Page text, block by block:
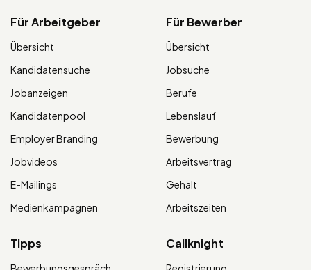
Für Arbeitgeber
Übersicht
Kandidatensuche
Jobanzeigen
Kandidatenpool
Employer Branding
Jobvideos
E-Mailings
Medienkampagnen
Für Bewerber
Übersicht
Jobsuche
Berufe
Lebenslauf
Bewerbung
Arbeitsvertrag
Gehalt
Arbeitszeiten
Tipps Callknight